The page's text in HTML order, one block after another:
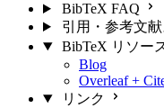
BibTeX FAQ
引用・参考文
BibTeX リソー
Blog
Overleaf +
リンク